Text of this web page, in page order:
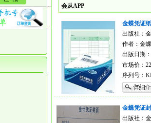
会从APP
金蝶凭证
出版社：
作者：金
出版日期
市场价：
序列号：
金蝶凭证
出版社：